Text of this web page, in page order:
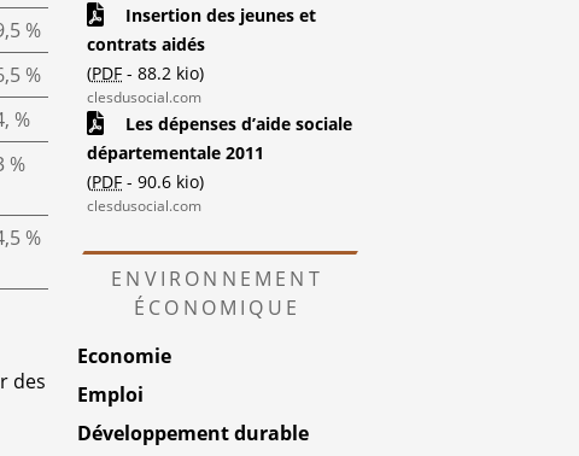
%
%
%
%
%
des
Insertion des jeunes et
contrats aidés
(PDF -88.2 kio)
clesdusocial.com
Les dépenses d’aide sociale
départementale 2011
(PDF -90.6 kio)
clesdusocial.com
ENVIRONNEMENT
ÉCONOMIQUE
Economie
Emploi
Développement durable